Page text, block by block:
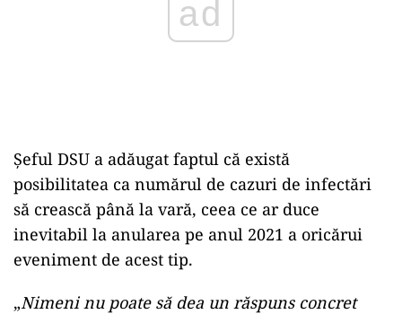
Şeful DSU a adăugat faptul că există
posibilitatea ca numărul de cazuri de infectări
să crească până la vară, ceea ce ar duce
inevitabil la anularea pe anul 2021 a oricărui
eveniment de acest tip.
„Nimeni nu poate să dea un răspuns concret